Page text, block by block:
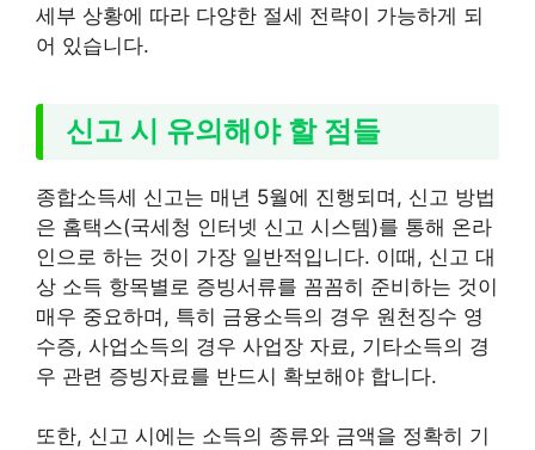
세부 상황에 따라 다양한 절세 전략이 가능하게 되
어 있습니다.
신고 시 유의해야 할 점들
종합소득세 신고는 매년 5월에 진행되며, 신고 방법
은 홈택스(국세청 인터넷 신고 시스템)를 통해 온라
인으로 하는 것이 가장 일반적입니다. 이때, 신고 대
상 소득 항목별로 증빙서류를 꼼꼼히 준비하는 것이
매우 중요하며, 특히 금융소득의 경우 원천징수 영
수증, 사업소득의 경우 사업장 자료, 기타소득의 경
우 관련 증빙자료를 반드시 확보해야 합니다.
또한, 신고 시에는 소득의 종류와 금액을 정확히 기